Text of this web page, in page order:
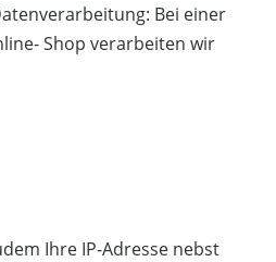
Bei einer
Shop verarbeiten wir
Ihre IP-Adresse nebst